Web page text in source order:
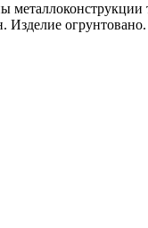
Изделие